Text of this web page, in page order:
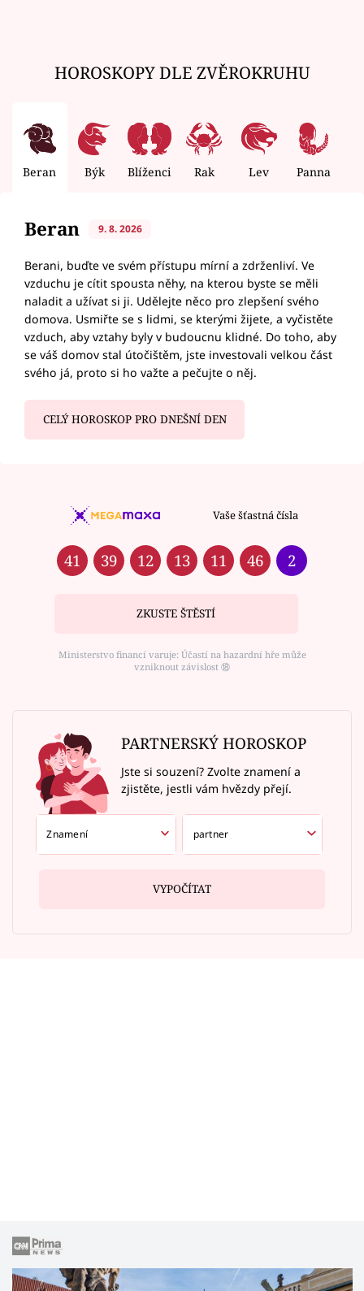
HOROSKOPY DLE ZVĚROKRUHU
Beran Býk Blíženci Rak Lev Panna
Beran 9. 8. 2026
Berani, buďte ve svém přístupu mírní a zdrženliví. Ve
vzduchu je cítit spousta něhy, na kterou byste se měli
naladit a užívat si ji. Udělejte něco pro zlepšení svého
domova. Usmiřte se s lidmi, se kterými žijete, a vyčistěte
vzduch, aby vztahy byly v budoucnu klidné. Do toho, aby
se váš domov stal útočištěm, jste investovali velkou část
svého já, proto si ho važte a pečujte o něj.
CELÝ HOROSKOP PRO DNEŠNÍ DEN
Vaše šťastná čísla
41 39 12 13 11 46 2
ZKUSTE ŠTĚSTÍ
Ministerstvo financí varuje: Účastí na hazardní hře může
vzniknout závislost ⑱
PARTNERSKÝ HOROSKOP
Jste si souzení? Zvolte znamení a
zjistěte, jestli vám hvězdy přejí.
VYPOČÍTAT